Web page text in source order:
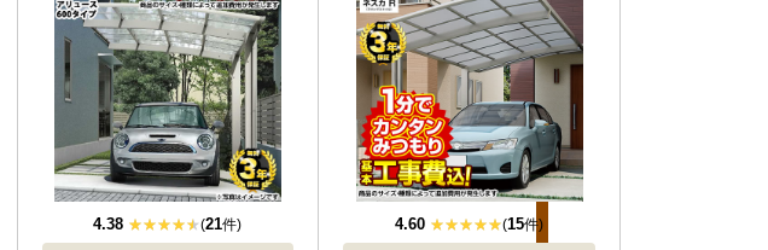
4.38 (21件) 4.60 (15件)